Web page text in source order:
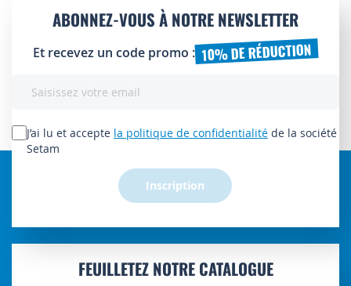
ABONNEZ-VOUS À NOTRE NEWSLETTER
Et recevez un code promo : 10% DE RÉDUCTION
lettre
d’information
J’ai lu et accepte la politique de confidentialité de la société
Setam
Inscription
FEUILLETEZ NOTRE CATALOGUE